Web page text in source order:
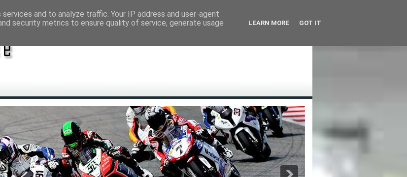
and to analyze traffic. Your IP address and user-agent
security metrics to ensure quality of service, generate usage
LEARN MORE GOT IT